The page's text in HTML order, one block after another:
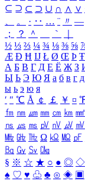
⊆ ⊇ ⊂ ⊃ ∪ ∩ ∧ ∨
、
。 · ‥ … ¨ 〃 ―
；
？ ＾ ｀
½ ⅓ ⅔ ¼ ¾ ⅛ ⅜ ⅝
Æ Ð Ħ Ĳ Ł Ø Œ Þ Ŧ
А Б В Г Д Е Ё Ж З
Ы Ь Э Ю Я а б в г д
ы ь э ю я
′ ″ ℃ Å ￠ ￡ ￥ ¤
㎙ ㎚ ㎛ ㎜ ㎝ ㎞ ㎟
㎱ ㎲ ㎳ ㎴ ㎵ ㎶ ㎷
㎒ ㎓ ㎔ Ω ㏀ ㏁ ㎊
㏃ ㏉ ㏜ ㏆
§ ※ ☆ ★ ○ ● ◎ ◇
♠ ♡ ♥ ♧ ♣ ⊙ ◈ ▣